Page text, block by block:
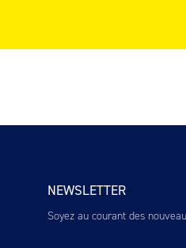
NEWSLETTER
Soyez au courant des